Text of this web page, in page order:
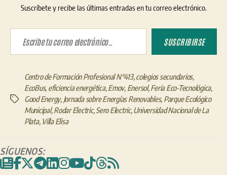
Suscríbete y recibe las últimas entradas en tu correo electrónico.
Escribe tu correo electrónico…
SUSCRIBIRSE
Etiquetas
Centro de Formación Profesional N°413, colegios secundarios,
EcoBus, eficiencia energética, Emov, Enersol,Feria Eco-Tecnológica,
Good Energy, Jornada sobre Energías Renovables, Parque Ecológico
Municipal,Rodar Electric, Sero Electric, Universidad Nacional de La
Plata, Villa Elisa
SÍGUENOS: